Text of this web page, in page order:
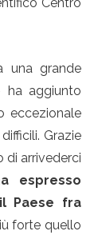
una grande
ha aggiunto
eccezionale
Grazie
di arrivederci
espresso
Paese fra
forte quello